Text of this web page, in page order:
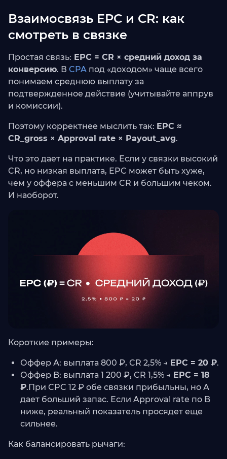
Взаимосвязь EPC и CR: как
смотреть в связке
Простая связь: EPC = CR × средний доход за
конверсию. В CPA под «доходом» чаще всего
понимаем среднюю выплату за
подтвержденное действие (учитывайте аппрув
и комиссии).
Поэтому корректнее мыслить так: EPC ≈
CR_gross × Approval rate × Payout_avg.
Что это дает на практике. Если у связки высокий
CR, но низкая выплата, EPC может быть хуже,
чем у оффера с меньшим CR и большим чеком.
И наоборот.
Короткие примеры:
Оффер А: выплата 800 ₽, CR 2,5% → EPC = 20 ₽.
Оффер B: выплата 1 200 ₽, CR 1,5% → EPC = 18
₽.При CPC 12 ₽ обе связки прибыльны, но А
дает больший запас. Если Approval rate по B
ниже, реальный показатель просядет еще
сильнее.
Как балансировать рычаги: